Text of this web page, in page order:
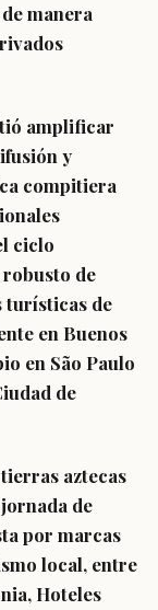
manera
amplificar
y
compitiera
ciclo
de
turísticas de
en Buenos
en São Paulo
de
aztecas
de
por marcas
local, entre
Hoteles